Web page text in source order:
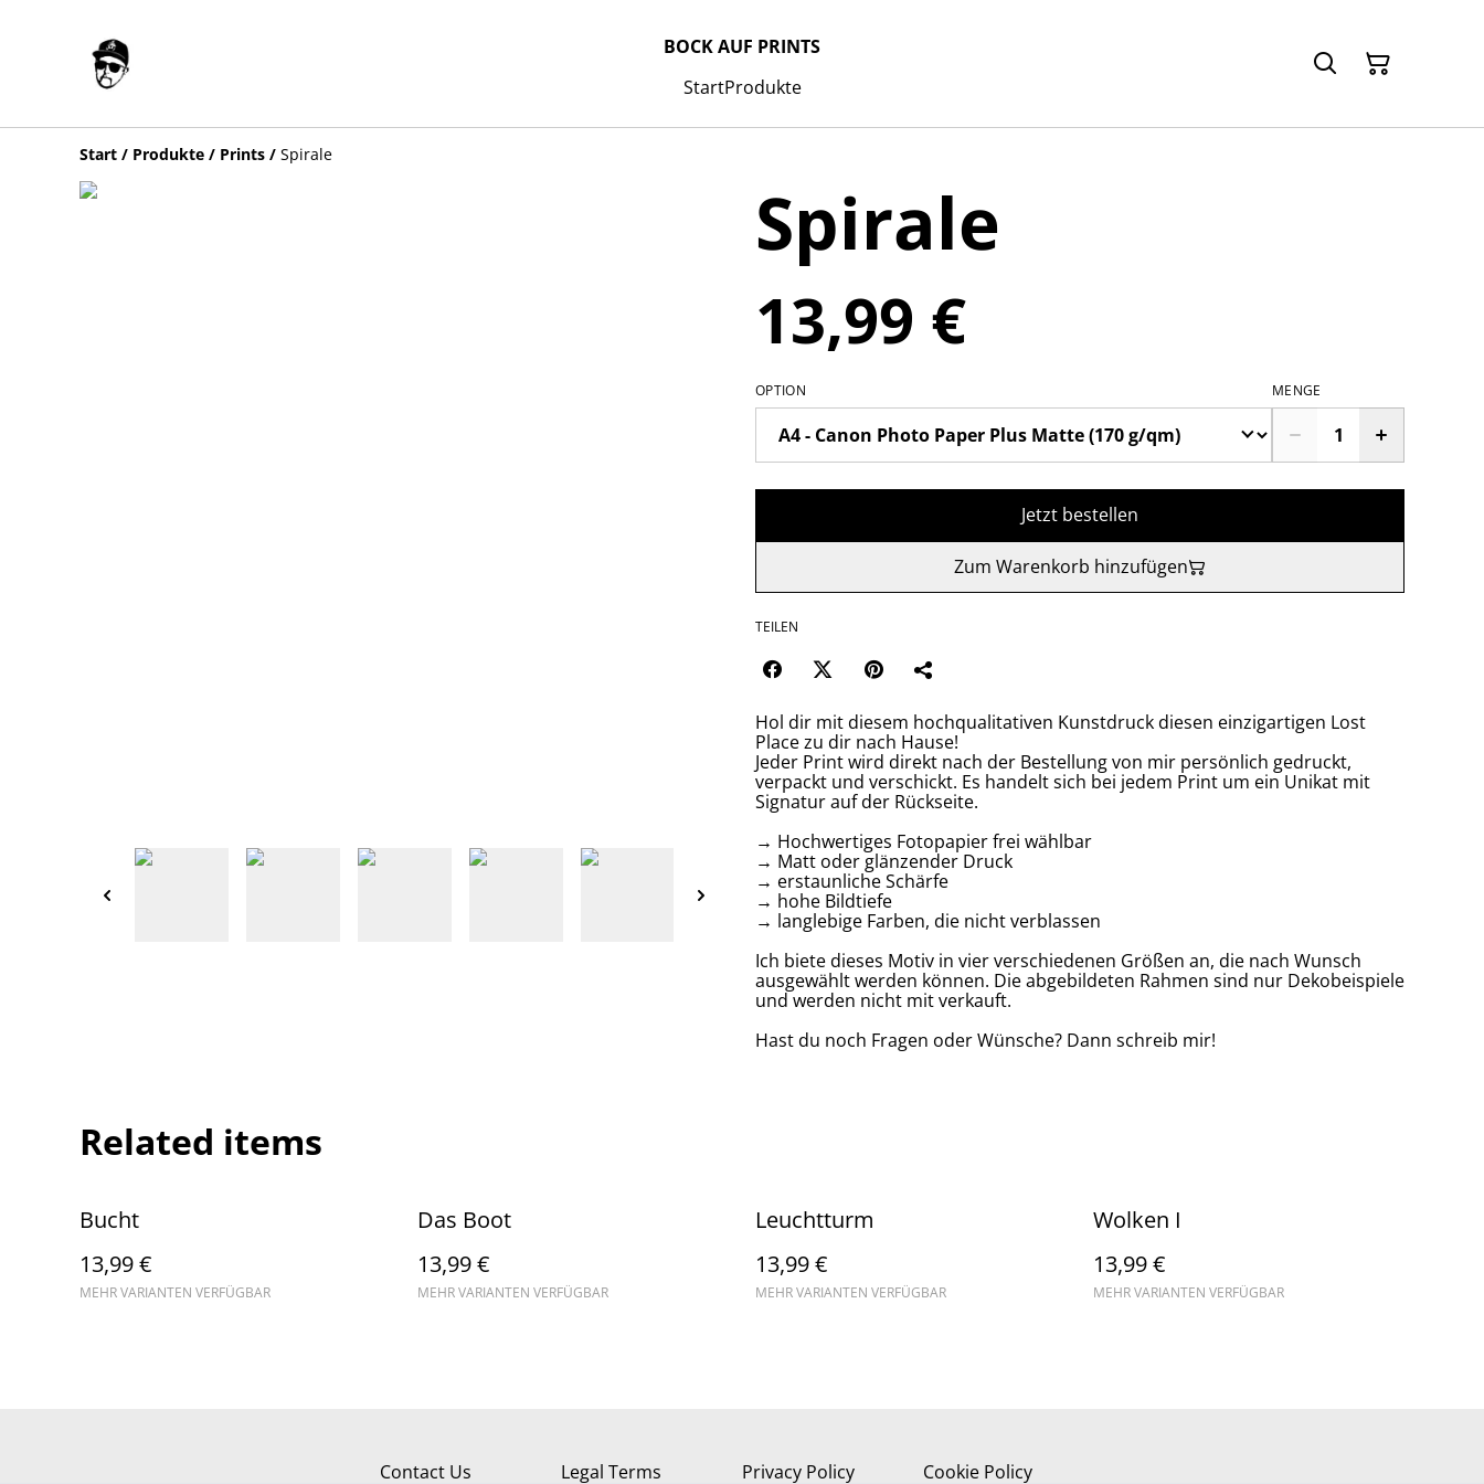
BOCK AUF PRINTS
StartProdukte
Start / Produkte / Prints / Spirale
Spirale
13,99 €
OPTION MENGE
Jetzt bestellen
Zum Warenkorb hinzufügen
TEILEN
Hol dir mit diesem hochqualitativen Kunstdruck diesen einzigartigen Lost
Place zu dir nach Hause!
Jeder Print wird direkt nach der Bestellung von mir persönlich gedruckt,
verpackt und verschickt. Es handelt sich bei jedem Print um ein Unikat mit
Signatur auf der Rückseite.
→ Hochwertiges Fotopapier frei wählbar
→ Matt oder glänzender Druck
→ erstaunliche Schärfe
→ hohe Bildtiefe
→ langlebige Farben, die nicht verblassen
Ich biete dieses Motiv in vier verschiedenen Größen an, die nach Wunsch
ausgewählt werden können. Die abgebildeten Rahmen sind nur Dekobeispiele
und werden nicht mit verkauft.
Hast du noch Fragen oder Wünsche? Dann schreib mir!
Related items
Bucht
13,99 €
MEHR VARIANTEN VERFÜGBAR
Das Boot
13,99 €
MEHR VARIANTEN VERFÜGBAR
Leuchtturm
13,99 €
MEHR VARIANTEN VERFÜGBAR
Wolken I
13,99 €
MEHR VARIANTEN VERFÜGBAR
Contact Us Legal Terms Privacy Policy Cookie Policy